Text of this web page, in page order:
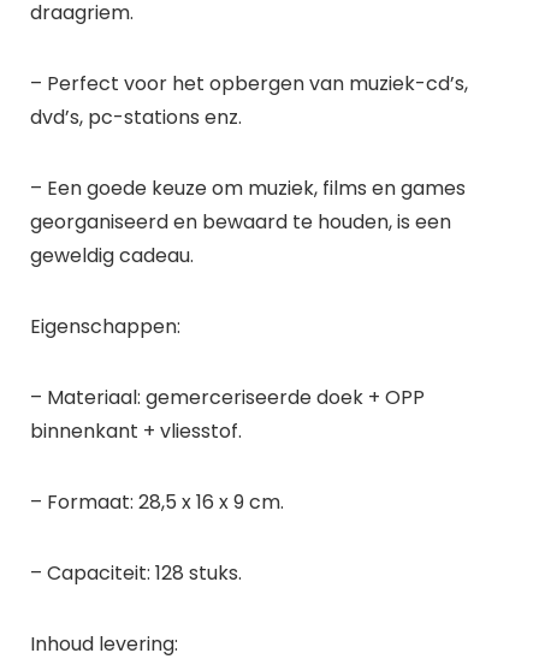
draagriem.
– Perfect voor het opbergen van muziek-cd’s,
dvd’s, pc-stations enz.
– Een goede keuze om muziek, films en games
georganiseerd en bewaard te houden, is een
geweldig cadeau.
Eigenschappen:
– Materiaal: gemerceriseerde doek + OPP
binnenkant + vliesstof.
– Formaat: 28,5 x 16 x 9 cm.
– Capaciteit: 128 stuks.
Inhoud levering: